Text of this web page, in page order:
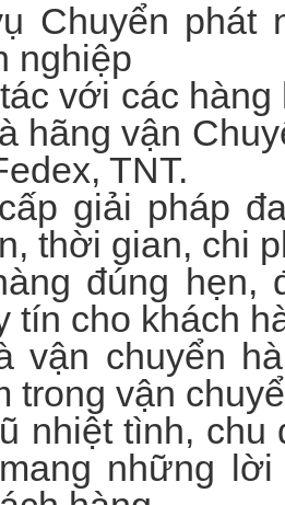
Chuyển phát
nghiệp
với các
hãng vận
TNT.
giải pháp
thời gian, chi
đúng hẹn,
tín cho khách
vận chuyển
trong vận
nhiệt tình, chu
những